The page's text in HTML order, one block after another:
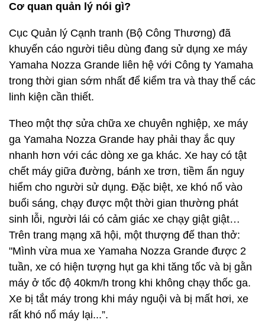
Cơ quan quản lý nói gì?
Cục Quản lý Cạnh tranh (Bộ Công Thương) đã
khuyến cáo người tiêu dùng đang sử dụng xe máy
Yamaha Nozza Grande liên hệ với Công ty Yamaha
trong thời gian sớm nhất để kiểm tra và thay thế các
linh kiện cần thiết.
Theo một thợ sửa chữa xe chuyên nghiệp, xe máy
ga Yamaha Nozza Grande hay phải thay ắc quy
nhanh hơn với các dòng xe ga khác. Xe hay có tật
chết máy giữa đường, bánh xe trơn, tiềm ẩn nguy
hiểm cho người sử dụng. Đặc biệt, xe khó nổ vào
buổi sáng, chạy được một thời gian thường phát
sinh lỗi, người lái có cảm giác xe chạy giật giật…
Trên trang mạng xã hội, một thượng đế than thở:
"Mình vừa mua xe Yamaha Nozza Grande được 2
tuần, xe có hiện tượng hụt ga khi tăng tốc và bị gằn
máy ở tốc độ 40km/h trong khi không chạy thốc ga.
Xe bị tắt máy trong khi máy nguội và bị mất hơi, xe
rất khó nổ máy lại...”.